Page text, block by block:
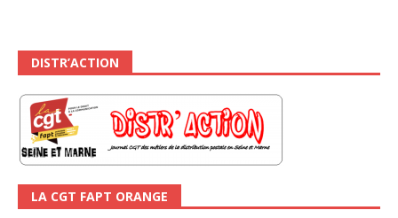
DISTR’ACTION
LA CGT FAPT ORANGE